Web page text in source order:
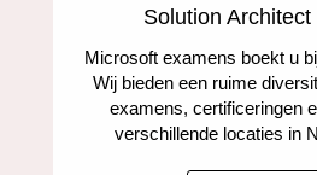
Solution Architect
Microsoft examens boekt u
Wij bieden een ruime
examens, certificeringen
verschillende locaties in